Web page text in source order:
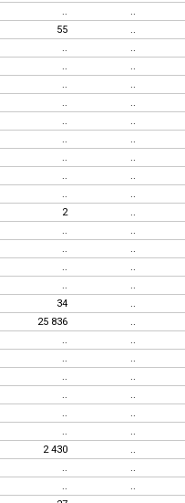
.. ..
55 ..
.. ..
.. ..
.. ..
.. ..
.. ..
.. ..
.. ..
.. ..
.. ..
2 ..
.. ..
.. ..
.. ..
.. ..
34 ..
25 836 ..
.. ..
.. ..
.. ..
.. ..
.. ..
.. ..
2 430 ..
.. ..
.. ..